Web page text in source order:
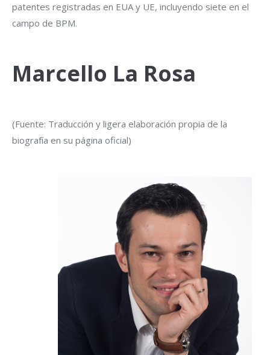
patentes registradas en EUA y UE, incluyendo siete en el
campo de BPM.
Marcello La Rosa
(Fuente: Traducción y ligera elaboración propia de la
biografía en su página oficial)